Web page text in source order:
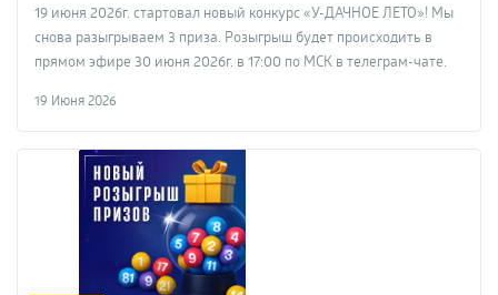
19 июня 2026г. стартовал новый конкурс «У-ДАЧНОЕ ЛЕТО»! Мы
снова разыгрываем 3 приза. Розыгрыш будет происходить в
прямом эфире 30 июня 2026г. в 17:00 по МСК в телеграм-чате.
19 Июня 2026